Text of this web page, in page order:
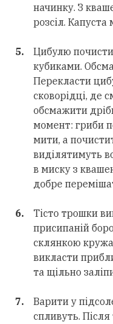
начинку. З
розсіл.
Цибулю
кубиками.
Перекласти
сковорідці, де
обсмажити
момент: гриби
мити, а
виділятимуть
в миску з
добре
Тісто трошки
присипаній
склянкою
викласти
та щільно
Варити у
спливуть.